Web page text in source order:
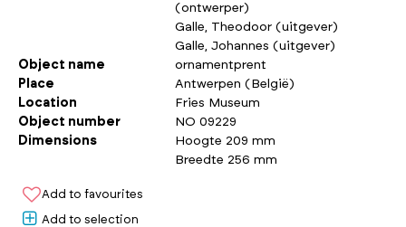
(ontwerper)
Galle, Theodoor (uitgever)
Galle, Johannes (uitgever)
Object name
ornamentprent
Place
Antwerpen (België)
Location
Fries Museum
Object number
NO 09229
Dimensions
Hoogte 209 mm
Breedte 256 mm
Add to favourites
Add to selection